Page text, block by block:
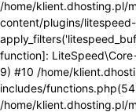
/home/klient.dhosting.pl/
content/plugins/
function]:
9) #10 /home/
includes/
/home/klient.dhosting.pl/